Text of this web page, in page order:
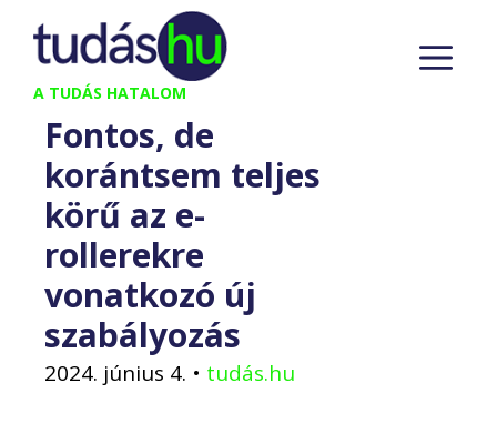
Kilépés
tartalomba
A TUDÁS HATALOM
Fontos, de
korántsem teljes
körű az e-
rollerekre
vonatkozó új
szabályozás
2024. június 4. • tudás.hu